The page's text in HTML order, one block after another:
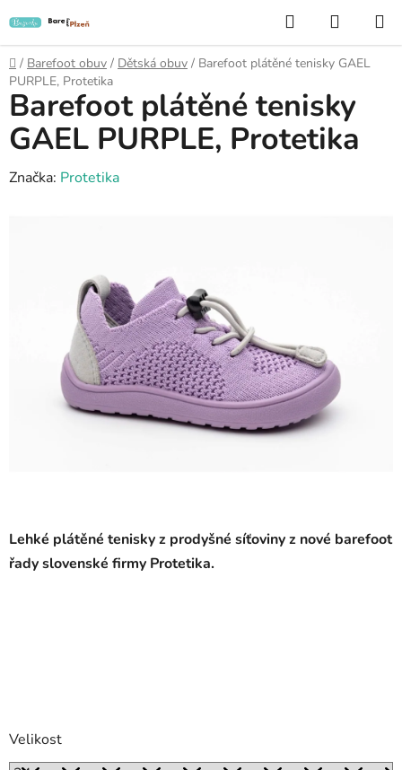
na
obsah
Hledat
KOŠÍK
Domů
/ Barefoot obuv / Dětská obuv / Barefoot plátěné tenisky GAEL
PURPLE, Protetika
Lehké plátěné teniskyz prodyšné síťoviny z nové barefoot
řady slovenské firmy Protetika.
Velikost
Barefoot plátěné tenisky
GAEL PURPLE, Protetika
Značka: Protetika